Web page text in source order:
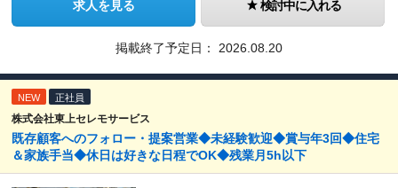
求人を見る 検討中に入れる
掲載終了予定日： 2026.08.20
NEW 正社員
株式会社東上セレモサービス
既存顧客へのフォロー・提案営業◆未経験歓迎◆賞与年3回◆住宅
＆家族手当◆休日は好きな日程でOK◆残業月5h以下